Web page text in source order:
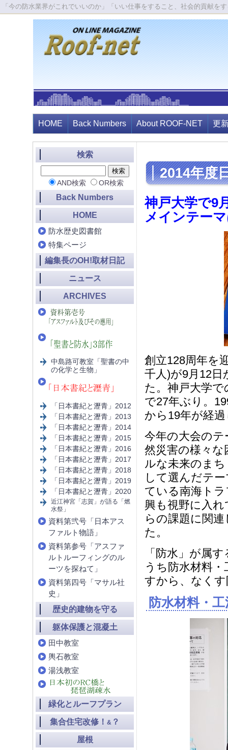
「今の防水業界がこれでいいのか」「いい仕事をすること、社会的貢献
HOME Back Numbers About ROOF-NET 更
2014年度
神戸大学で9
メインテー
創立128周年を
千人)が9月12日
た。神戸大学
で27年ぶり。
から19年が経
今年の大会の
然災害の様々
ルな未来のま
して選んだテ
ている南海ト
興も視野に入
らの課題に関
た。
「防水」が属
うち防水材料
すから、なく
防水材料・
検索
AND検索 OR検索
Back Numbers
HOME
防水歴史図書館
特集ページ
編集長のOH!取材日記
ニュース
ARCHIVES
中島路可教室「聖書の中
の化学と生物」
「日本書紀と瀝青」2012
「日本書紀と瀝青」2013
「日本書紀と瀝青」2014
「日本書紀と瀝青」2015
「日本書紀と瀝青」2016
「日本書紀と瀝青」2017
「日本書紀と瀝青」2018
「日本書紀と瀝青」2019
「日本書紀と瀝青」2020
近江神宮「志賀」が語る「燃
水祭」
資料第弐号「日本アス
ファルト物語」
資料第参号「アスファ
ルトルーフィングのル
ーツを探ねて」
資料第四号「マサル社
史」
歴史的建物を守る
躯体保護と混凝土
田中教室
輿石教室
湯浅教室
緑化とルーフプラン
集合住宅改修！ & ？
屋根